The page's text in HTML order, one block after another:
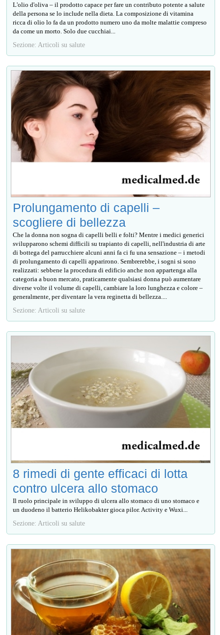
L'olio d'oliva – il prodotto capace per fare un contributo potente a salute
della persona se lo include nella dieta. La composizione di vitamina
ricca di olio lo fa da un prodotto numero uno da molte malattie compreso
da come un morto. Solo due cucchiai...
Sezione: Articoli su salute
Prolungamento di capelli –
scogliere di bellezza
Che la donna non sogna di capelli belli e folti? Mentre i medici generici
svilupparono schemi difficili su trapianto di capelli, nell'industria di arte
di bottega del parrucchiere alcuni anni fa ci fu una sensazione – i metodi
di prolungamento di capelli apparirono. Sembrerebbe, i sogni si sono
realizzati: sebbene la procedura di edificio anche non appartenga alla
categoria a buon mercato, praticamente qualsiasi donna può aumentare
diverse volte il volume di capelli, cambiare la loro lunghezza e colore –
generalmente, per diventare la vera reginetta di bellezza....
Sezione: Articoli su salute
8 rimedi di gente efficaci di lotta
contro ulcera allo stomaco
Il ruolo principale in sviluppo di ulcera allo stomaco di uno stomaco e
un duodeno il batterio Helikobakter gioca pilor. Activity e Wuxi...
Sezione: Articoli su salute